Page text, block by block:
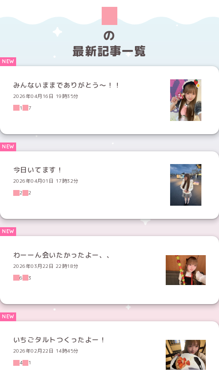
の
最新記事一覧
みんないままでありがとう〜！！
2026年04月16日 19時35分
1
7
今日いてます！
2026年04月01日 17時32分
2
2
わーーん会いたかったよー、、
2026年03月22日 22時18分
6
3
いちごタルトつくったよー！
2026年02月22日 14時45分
4
1